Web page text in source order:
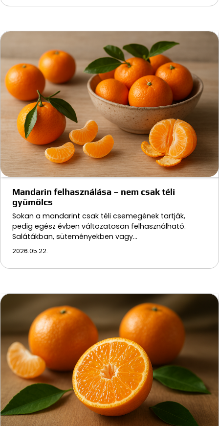
Mandarin felhasználása – nem csak téli
gyümölcs
Sokan a mandarint csak téli csemegének tartják,
pedig egész évben változatosan felhasználható.
Salátákban, süteményekben vagy…
2026.05.22.